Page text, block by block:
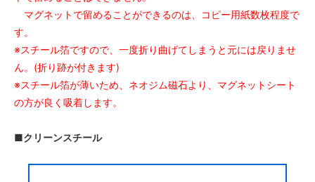
マグネットで留めることができるのは、コピー用紙数枚程度で
す。
※スチール箔ですので、一度折り曲げてしまうと元には戻りませ
ん。(折り跡が付きます)
※スチール箔が薄いため、ネオジム磁石より、マグネットシート
の方が良く吸着します。
■クリーンスチール